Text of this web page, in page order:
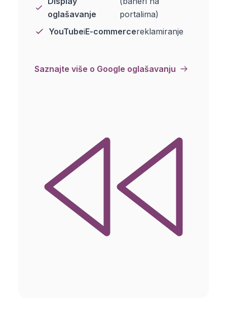
oglašavanje
portalima)
YouTubeiE-commercereklamiranje
Saznajte više o Google oglašavanju